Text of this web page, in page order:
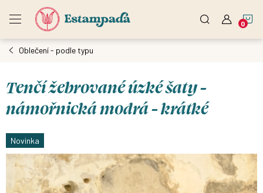
Oblečení - podle typu
Tenčí žebrované úzké šaty -
námořnická modrá - krátké
Novinka